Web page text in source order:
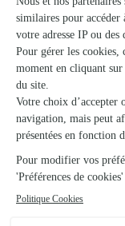
Voir la boutique
Ils ont fait
★ ★